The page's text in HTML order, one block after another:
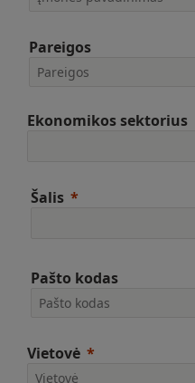
Pareigos
Ekonomikos sektorius
Šalis
Pašto kodas
Vietovė